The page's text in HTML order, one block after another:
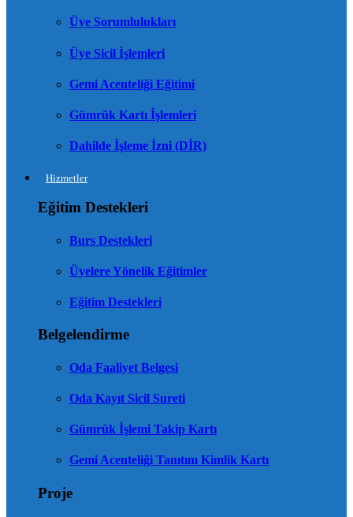
Üye Sorumlulukları
Üye Sicil İşlemleri
Gemi Acenteliği Eğitimi
Gümrük Kartı İşlemleri
Dahilde İşleme İzni (DİR)
Hizmetler
Eğitim Destekleri
Burs Destekleri
Üyelere Yönelik Eğitimler
Eğitim Destekleri
Belgelendirme
Oda Faaliyet Belgesi
Oda Kayıt Sicil Sureti
Gümrük İşlemi Takip Kartı
Gemi Acenteliği Tanıtım Kimlik Kartı
Proje